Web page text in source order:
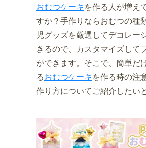
おむつケーキ を作る人が増え
すか？手作りならおむつの種
児グッズを厳選してデコレー
きるので、カスタマイズして
ができます。そこで、簡単だ
るおむつケーキ を作る時の注
作り方についてご紹介したい